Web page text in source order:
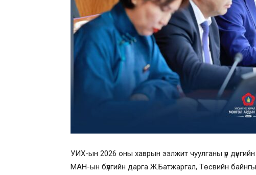
УИХ-ын 2026 оны хаврын ээлжит чуулганы үр
МАН-ын бүлгийн дарга Ж.Батжаргал, Төсвийн